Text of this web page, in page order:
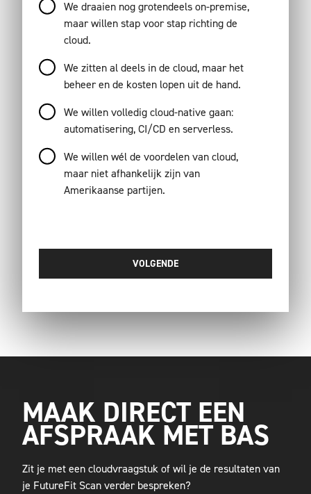
We draaien nog grotendeels on-premise,
maar willen stap voor stap richting de
cloud.
We zitten al deels in de cloud, maar het
beheer en de kosten lopen uit de hand.
We willen volledig cloud-native gaan:
automatisering, CI/CD en serverless.
We willen wél de voordelen van cloud,
maar niet afhankelijk zijn van
Amerikaanse partijen.
MAAK DIRECT EEN
AFSPRAAK MET BAS
Zit je met een cloudvraagstuk of wil je de resultaten van
je FutureFit Scan verder bespreken?